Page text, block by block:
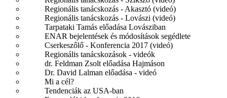
Regionális tanácskozás - Akasztó (videó)
Regionális tanácskozás - Lovászi (videó)
Tarpataki Tamás előadása Lovásziban
ENAR bejelentések és módosítások segédlete
Cserkeszőlő - Konferencia 2017 (videó)
Regionális tanácskozások - videók
dr. Feldman Zsolt előadása Hajmáson
Dr. David Lalman előadása - videó
Mi a cél?
Tendenciák az USA-ban